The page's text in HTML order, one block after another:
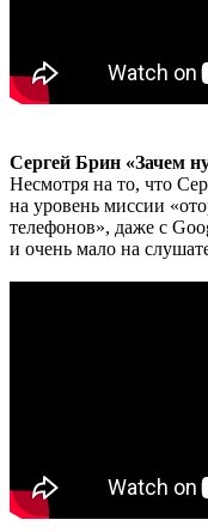
Сергей Брин «Зачем
Несмотря на то, что
на уровень миссии
телефонов», даже с
и очень мало на